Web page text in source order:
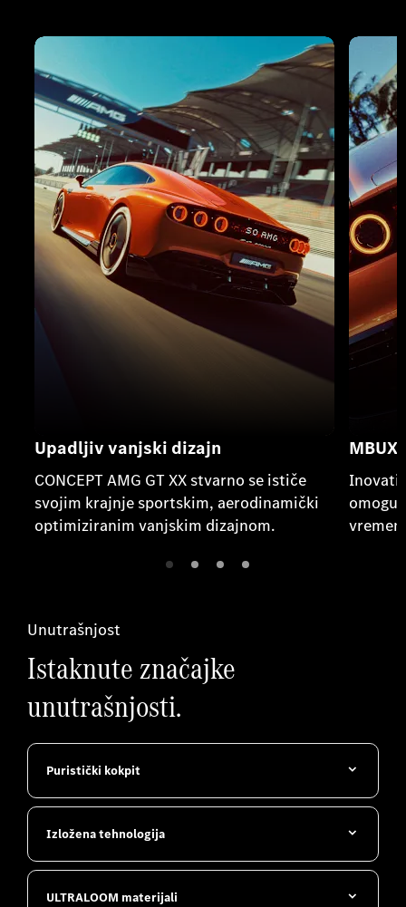
Upadljiv vanjski dizajn
CONCEPT AMG GT XX stvarno se ističe
svojim krajnje sportskim, aerodinamički
optimiziranim vanjskim dizajnom.
MBUX
Unutrašnjost
Istaknute značajke
unutrašnjosti.
Puristički kokpit
Izložena tehnologija
ULTRALOOM materijali